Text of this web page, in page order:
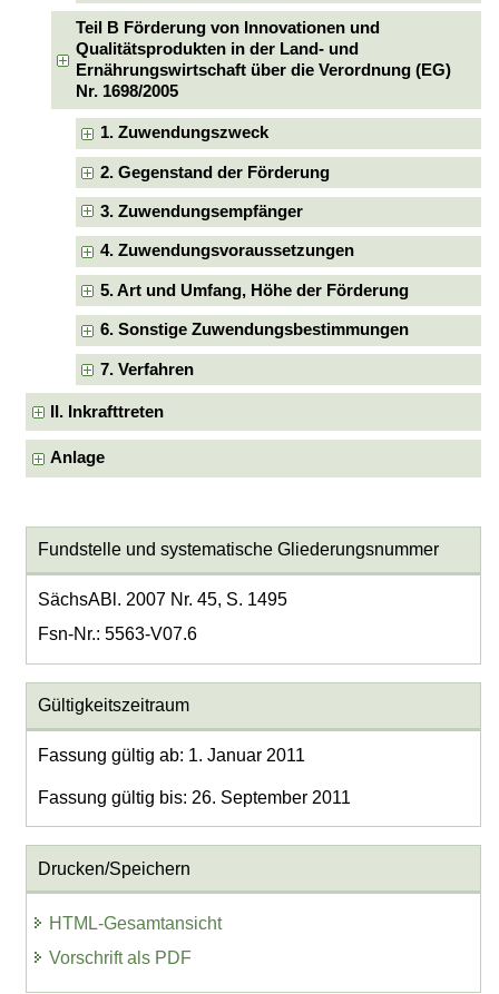
Teil B Förderung von Innovationen und
Qualitätsprodukten in der Land- und
Ernährungswirtschaft über die Verordnung (EG)
Nr. 1698/2005
1. Zuwendungszweck
2. Gegenstand der Förderung
3. Zuwendungsempfänger
4. Zuwendungsvoraussetzungen
5. Art und Umfang, Höhe der Förderung
6. Sonstige Zuwendungsbestimmungen
7. Verfahren
II. Inkrafttreten
Anlage
Fundstelle und systematische Gliederungsnummer
SächsABl. 2007 Nr. 45, S. 1495
Fsn-Nr.: 5563-V07.6
Gültigkeitszeitraum
Fassung gültig ab: 1. Januar 2011
Fassung gültig bis: 26. September 2011
Drucken/Speichern
HTML-Gesamtansicht
Vorschrift als PDF